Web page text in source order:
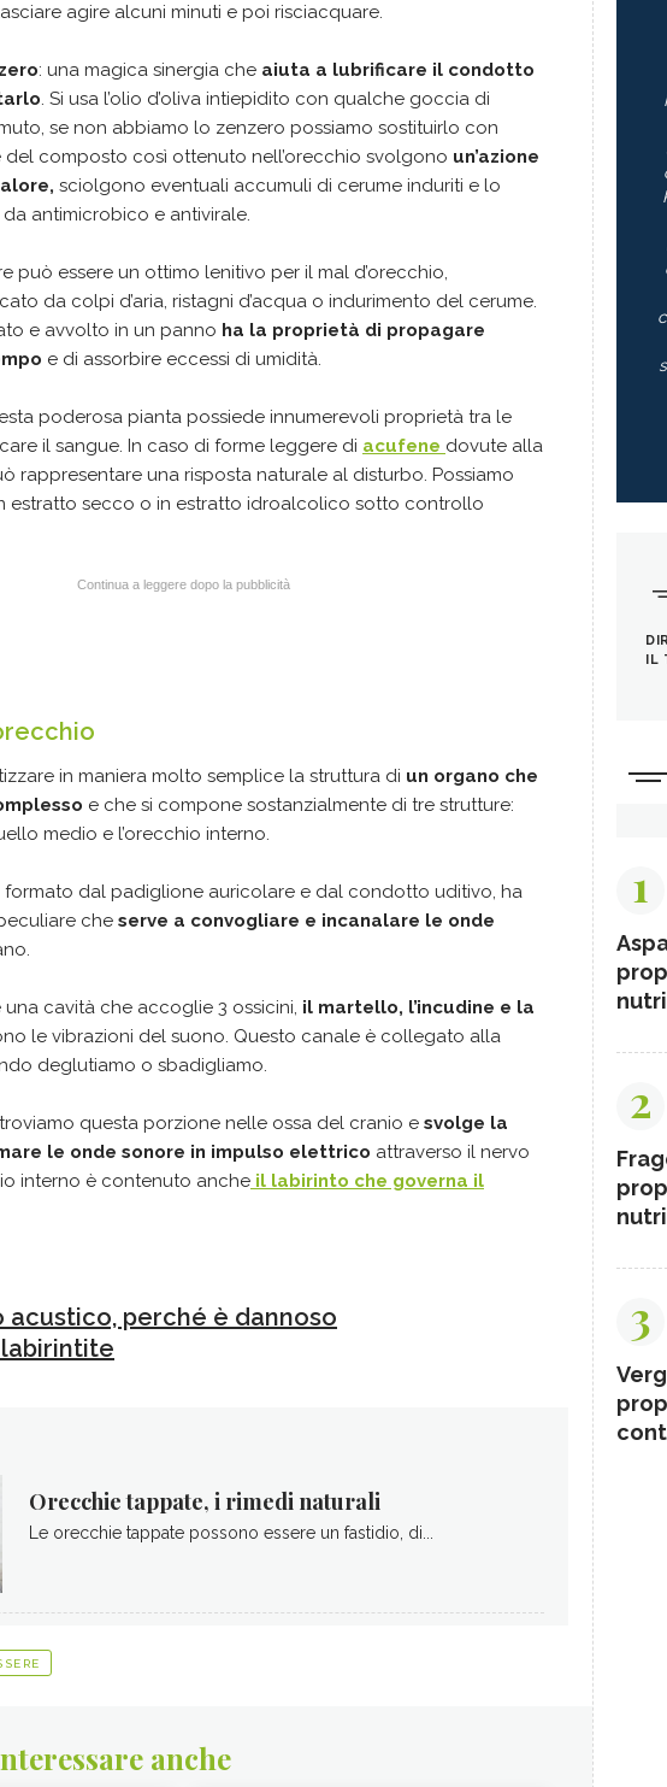
agire alcuni minuti e poi risciacquare.
: una magica sinergia che aiuta a lubrificare il condotto
. Si usa l’olio d’oliva intiepidito con qualche goccia di
se non abbiamo lo zenzero possiamo sostituirlo con
del composto così ottenuto nell’orecchio svolgono un’azione
sciolgono eventuali accumuli di cerume induriti e lo
antimicrobico e antivirale.
può essere un ottimo lenitivo per il mal d’orecchio,
da colpi d’aria, ristagni d’acqua o indurimento del cerume.
e avvolto in un panno ha la proprietà di propagare
e di assorbire eccessi di umidità.
poderosa pianta possiede innumerevoli proprietà tra le
il sangue. In caso di forme leggere di acufene dovute alla
rappresentare una risposta naturale al disturbo. Possiamo
estratto secco o in estratto idroalcolico sotto controllo
Continua a leggere dopo la pubblicità
in maniera molto semplice la struttura di un organo che
e che si compone sostanzialmente di tre strutture:
medio e l’orecchio interno.
formato dal padiglione auricolare e dal condotto uditivo, ha
che serve a convogliare e incanalare le onde
una cavità che accoglie 3 ossicini, il martello, l’incudine e la
le vibrazioni del suono. Questo canale è collegato alla
deglutiamo o sbadigliamo.
questa porzione nelle ossa del cranio e svolge la
le onde sonore in impulso elettrico attraverso il nervo
interno è contenuto anche il labirinto che governa il
acustico, perché è dannoso
Orecchie tappate, i rimedi naturali
Le orecchie tappate possono essere un fastidio, di...
anche
IL
1
2
3